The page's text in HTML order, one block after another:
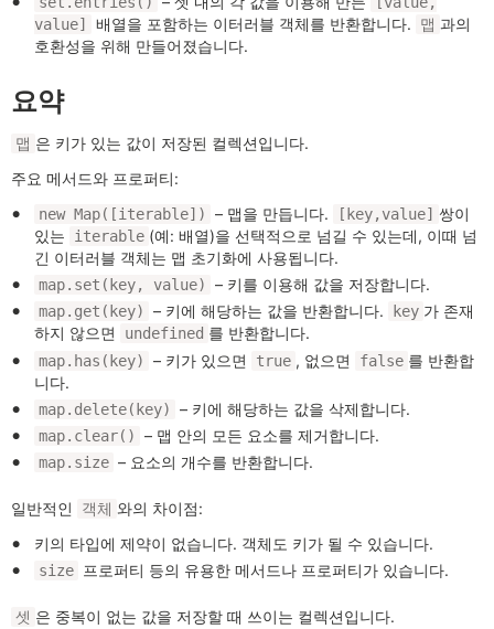
value]
배열을 포함하는 이터러블 객체를 반환합니다. 맵 과의
호환성을 위해 만들어졌습니다.
요약
맵 은 키가 있는 값이 저장된 컬렉션입니다.
주요 메서드와 프로퍼티:
new Map([iterable]) – 맵을 만듭니다. [key,value] 쌍이
있는
iterable (예: 배열)을 선택적으로 넘길 수 있는데, 이때 넘
긴 이터러블 객체는 맵 초기화에 사용됩니다.
map.set(key, value) – 키를 이용해 값을 저장합니다.
map.get(key) – 키에 해당하는 값을 반환합니다. key 가 존재
하지 않으면
undefined 를 반환합니다.
map.has(key) – 키가 있으면 true , 없으면 false 를 반환합
니다.
map.delete(key) – 키에 해당하는 값을 삭제합니다.
map.clear() – 맵 안의 모든 요소를 제거합니다.
map.size – 요소의 개수를 반환합니다.
일반적인 객체 와의 차이점:
키의 타입에 제약이 없습니다. 객체도 키가 될 수 있습니다.
size 프로퍼티 등의 유용한 메서드나 프로퍼티가 있습니다.
셋 은 중복이 없는 값을 저장할 때 쓰이는 컬렉션입니다.